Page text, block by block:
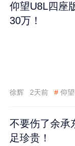
仰望U8L四座
30万！
徐辉 2天前 # 仰
不要伤了余承
足珍贵！